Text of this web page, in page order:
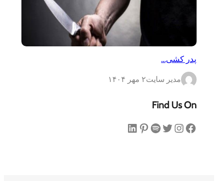
پدر کشی…
مدیر سایت۲ مهر ۱۴۰۴
Find Us On
فیس‌بوک اینستاگرم توییتر اسپاتیفای پینترست لینکداین